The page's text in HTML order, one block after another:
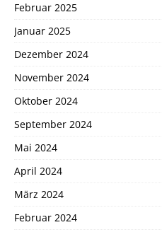
Februar 2025
Januar 2025
Dezember 2024
November 2024
Oktober 2024
September 2024
Mai 2024
April 2024
März 2024
Februar 2024